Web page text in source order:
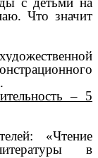
Что значит
– 5
«Чтение
в